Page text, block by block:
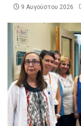
9 Αυγούστου 2026